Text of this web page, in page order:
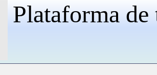
Plataforma de